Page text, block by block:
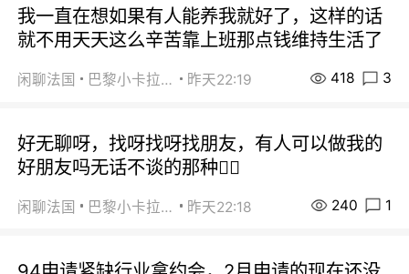
我一直在想如果有人能养我就好了，这样的话
就不用天天这么辛苦靠上班那点钱维持生活了
闲聊法国 巴黎小卡拉咪 昨天22:19 418 3
好无聊呀，找呀找呀找朋友，有人可以做我的
好朋友吗无话不谈的那种😮‍💨
闲聊法国 巴黎小卡拉咪 昨天22:18 240 1